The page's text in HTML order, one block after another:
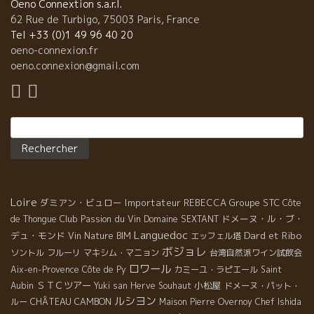
Oeno Connextion s.a.r.l.
62 Rue de Turbigo, 75003 Paris, France
Tel +33 (0)1 49 96 40 20
oeno-connexion.fr
oeno.connexion@gmail.com
Loire ダミアン・ビュロー Importateur REBECCA Groupe STC Côte
de Thongue Club Passion du Vin Domaine SEXTANT ドメーヌ・ル・ブ・
デュ・モンド Vin Nature BIM Languedoc エッフェル塔 Dard et Ribo
ソントル フルーリ マキシム・マニョン ボジョレ 台湾自然派ワイン試飲会
Aix-en-Provence Côte de Py ロワール カミーユ・ラピエール Saint
Aubin ＳＴＣツアー Yuki san Herve Souhaut 小松屋 ドメーヌ・パット・
ルー CHÂTEAU CAMBON ルシヨン Maison Pierre Overnoy Chef Ishida